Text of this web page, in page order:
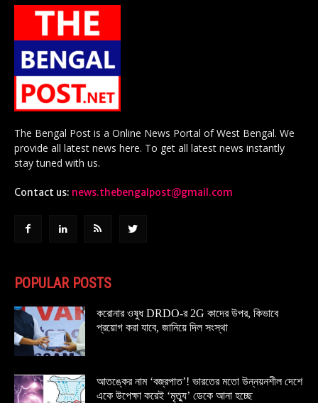
The Bengal Post is a Online News Portal of West Bengal. We
provide all latest news here. To get all latest news instantly
stay tuned with us.
Contact us: news.thebengalpost@gmail.com
POPULAR POSTS
করোনার ওষুধ DRDO-র 2G কাদের উপর, কিভাবে
প্রয়োগ করা যাবে, জানিয়ে দিল সংস্থা
আতঙ্কের নাম ‘বজ্রপাত’! ভারতের মতো উন্নয়নশীল দেশে
একে উপেক্ষা করেই ‘মৃত্যু’ ডেকে আনা হচ্ছে